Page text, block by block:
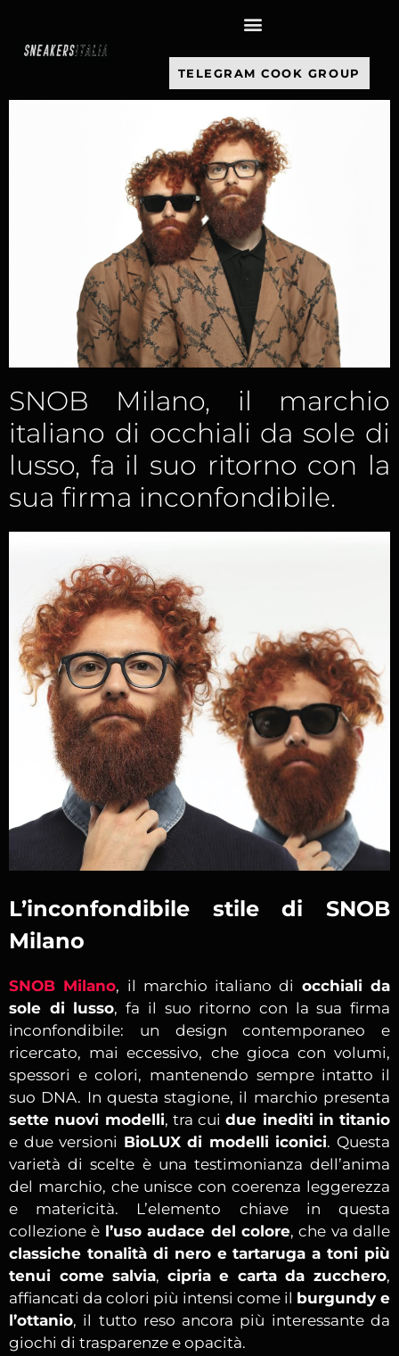
TELEGRAM COOK GROUP
SNOB Milano, il marchio
italiano di occhiali da sole di
lusso, fa il suo ritorno con la
sua firma inconfondibile.
L’inconfondibile stile di SNOB
Milano
SNOB Milano, il marchio italiano di occhiali da
sole di lusso, fa il suo ritorno con la sua firma
inconfondibile: un design contemporaneo e
ricercato, mai eccessivo, che gioca con volumi,
spessori e colori, mantenendo sempre intatto il
suo DNA. In questa stagione, il marchio presenta
sette nuovi modelli, tra cuidue inediti in titanio
e due versioni BioLUX di modelli iconici. Questa
varietà di scelte è una testimonianza dell’anima
del marchio, che unisce con coerenza leggerezza
e matericità. L’elemento chiave in questa
collezione è l’uso audace del colore, che va dalle
classiche tonalità di nero e tartaruga a toni più
tenui come salvia, cipria e carta da zucchero,
affiancati da colori più intensi come il burgundy e
l’ottanio, il tutto reso ancora più interessante da
giochi di trasparenze e opacità.